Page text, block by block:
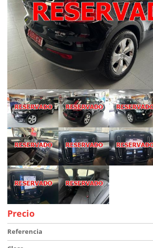
Precio
Referencia